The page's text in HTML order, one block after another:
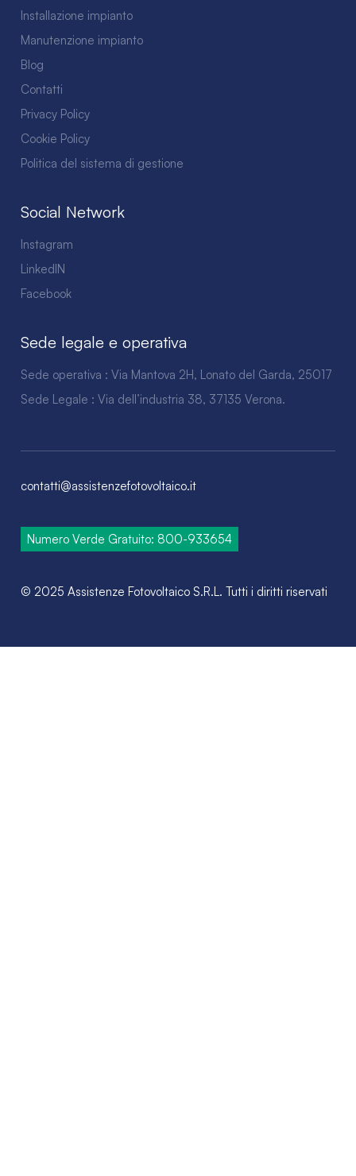
Installazione impianto
Manutenzione impianto
Blog
Contatti
Privacy Policy
Cookie Policy
Politica del sistema di gestione
Social Network
Instagram
LinkedIN
Facebook
Sede legale e operativa
Sede operativa : Via Mantova 2H, Lonato del Garda, 25017
Sede Legale : Via dell’industria 38, 37135 Verona.
contatti@assistenzefotovoltaico.it
Numero Verde Gratuito: 800-933654
© 2025 Assistenze Fotovoltaico S.R.L. Tutti i diritti riservati